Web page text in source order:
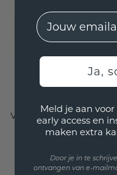
Verlovingsring Leesa
express 585 goud
€ 1.455,20€ 1.819,-
EMail
Ja,
Meld je aan
early access en
maken extra
Door je in te
ontvangen van e-